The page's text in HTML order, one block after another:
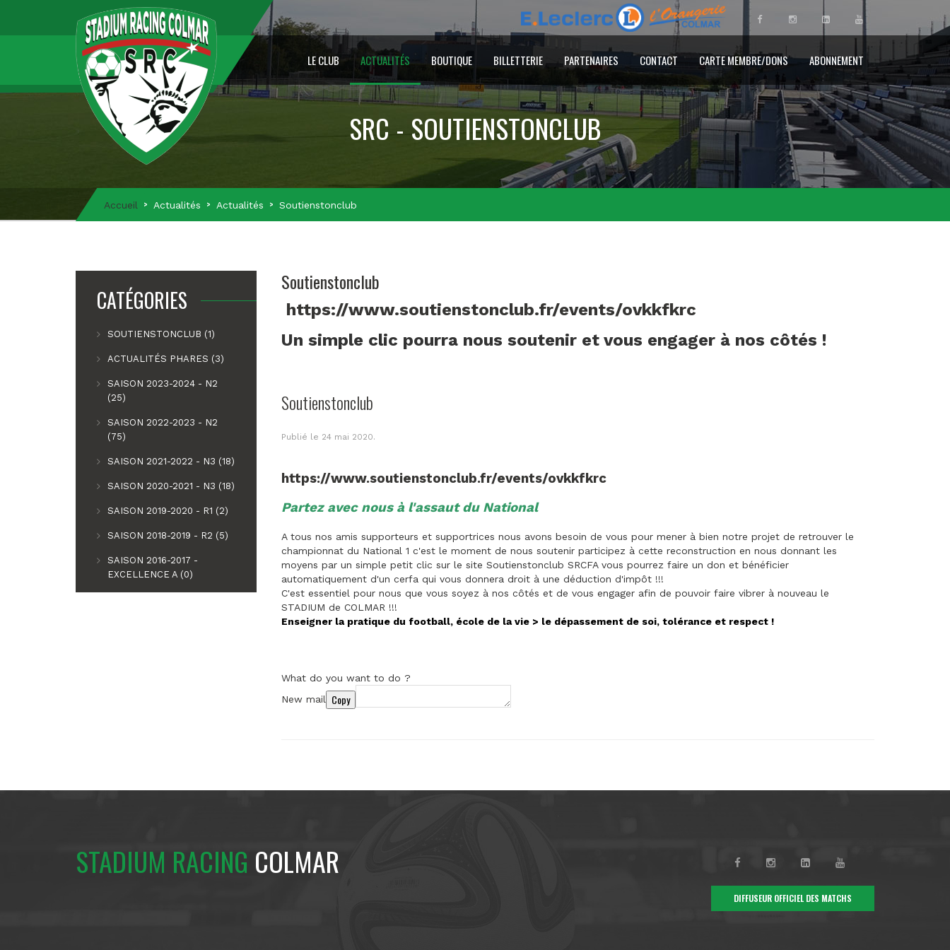
LE CLUB ACTUALITÉS BOUTIQUE BILLETTERIE PARTENAIRES CONTACT CARTE MEMBRE/DONS ABONNEMENT
SRC - SOUTIENSTONCLUB
Accueil Actualités Actualités Soutienstonclub
Soutienstonclub
https://www.soutienstonclub.fr/events/ovkkfkrc
Un simple clic pourra nous soutenir et vous engager à nos côtés !
Soutienstonclub
Publié le 24 mai 2020.
https://www.soutienstonclub.fr/events/ovkkfkrc
Partez avec nous à l'assaut du National
A tous nos amis supporteurs et supportrices nous avons besoin de vous pour mener à bien notre projet de retrouver le
championnat du National 1 c'est le moment de nous soutenir participez à cette reconstruction en nous donnant les
moyens par un simple petit clic sur le site Soutienstonclub SRCFA vous pourrez faire un don et bénéficier
automatiquement d'un cerfa qui vous donnera droit à une déduction d'impôt !!!
C'est essentiel pour nous que vous soyez à nos côtés et de vous engager afin de pouvoir faire vibrer à nouveau le
STADIUM de COLMAR !!!
Enseigner la pratique du football, école de la vie > le dépassement de soi, tolérance et respect !
What do you want to do ?
New mail
Copy
CATÉGORIES
SOUTIENSTONCLUB (1)
ACTUALITÉS PHARES (3)
SAISON 2023-2024 - N2
(25)
SAISON 2022-2023 - N2
(75)
SAISON 2021-2022 - N3 (18)
SAISON 2020-2021 - N3 (18)
SAISON 2019-2020 - R1 (2)
SAISON 2018-2019 - R2 (5)
SAISON 2016-2017 -
EXCELLENCE A (0)
STADIUM RACING COLMAR
DIFFUSEUR OFFICIEL DES MATCHS